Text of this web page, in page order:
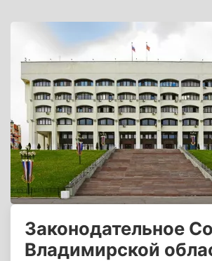
Законодательное
Владимирской